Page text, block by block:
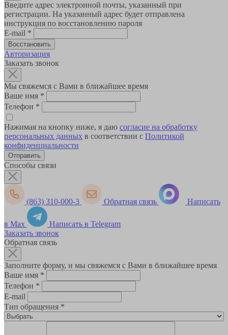
Введите адрес электронной почты, указанный при
регистрации. На указанный адрес будет отправлена
инструкция по восстановлению пароля
E-mail *
Авторизация
Заказать звонок
Мы свяжемся с Вами в ближайшее время
Ваше имя *
Телефон *
Нажимая на кнопку ниже, я даю согласие на обработку
персональных данных в соответствии с Политикой
конфиденциальности
Способы связи
(863) 310-000-3 Обратная связь Написать
в Max
Написать в Telegram
Заказать звонок
Обратная связь
Заполните форму, и мы свяжемся с Вами в ближайшее время
Ваше имя *
Телефон *
E-mail
Тип обращения *